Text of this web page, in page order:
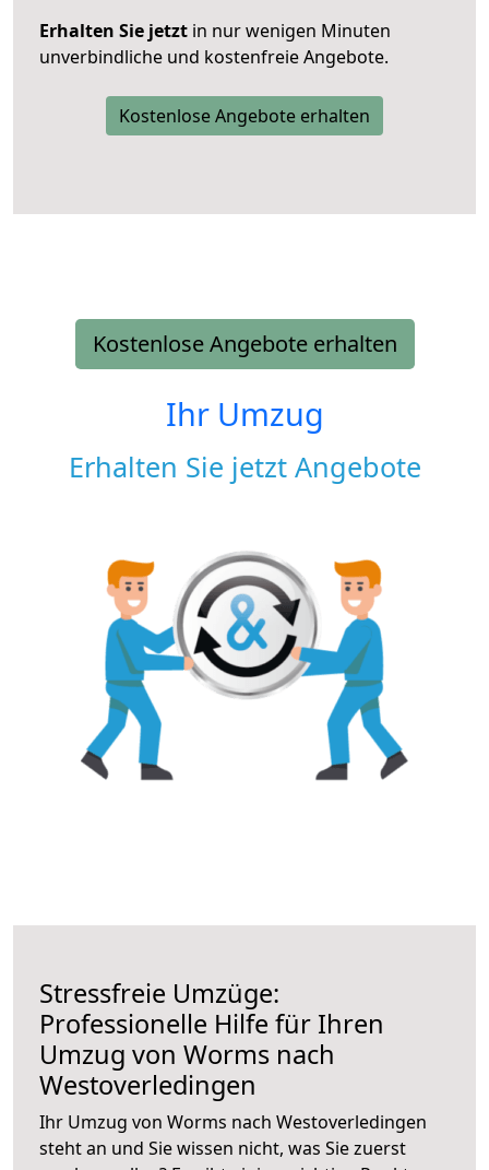
Erhalten Sie jetzt in nur wenigen Minuten
unverbindliche und kostenfreie Angebote.
Kostenlose Angebote erhalten
Kostenlose Angebote erhalten
Ihr Umzug
Erhalten Sie jetzt Angebote
Stressfreie Umzüge:
Professionelle Hilfe für Ihren
Umzug von Worms nach
Westoverledingen
Ihr Umzug von Worms nach Westoverledingen
steht an und Sie wissen nicht, was Sie zuerst